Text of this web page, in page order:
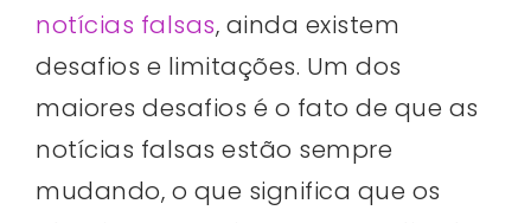
notícias falsas, ainda existem
desafios e limitações. Um dos
maiores desafios é o fato de que as
notícias falsas estão sempre
mudando, o que significa que os